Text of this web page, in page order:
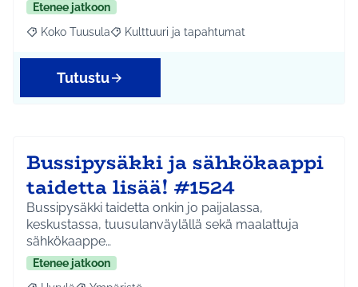
Etenee jatkoon
Rajaa tulokset aihepiirin mukaan: Koko Tuusula
Koko Tuusula Rajaa tulokset teeman mukaan: Kulttuuri ja
Kulttuuri ja tapahtumat
Tutustu
Bussipysäkki ja sähkökaappi
taidetta lisää! #1524
Bussipysäkki taidetta onkin jo paijalassa,
keskustassa, tuusulanväylällä sekä maalattuja
sähkökaappe…
Etenee jatkoon